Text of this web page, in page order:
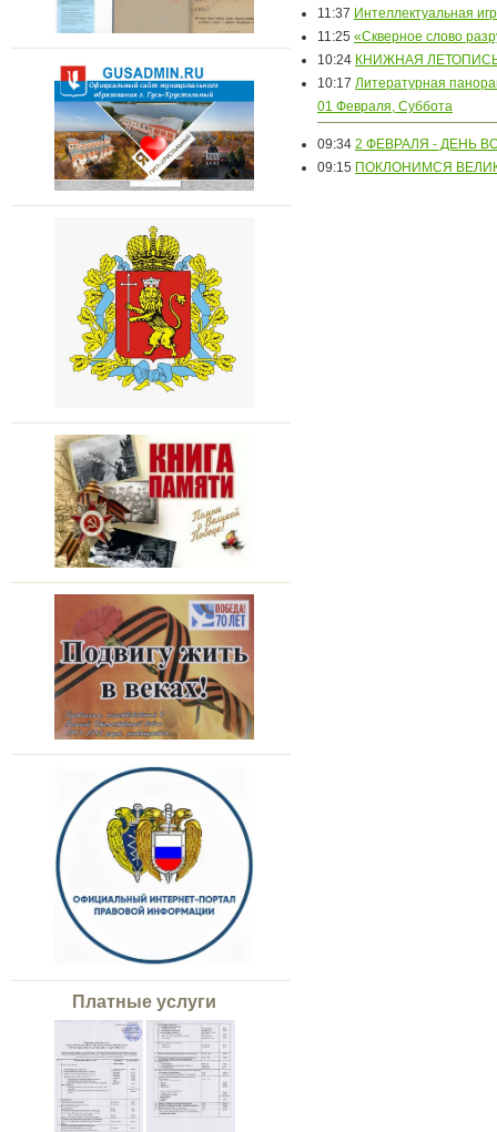
Платные услуги
11:37 Интеллектуальная
11:25 «Скверное слово
10:24 КНИЖНАЯ
10:17 Литературная
01 Февраля, Суббота
09:34 2 ФЕВРАЛЯ - ДЕНЬ
09:15 ПОКЛОНИМСЯ